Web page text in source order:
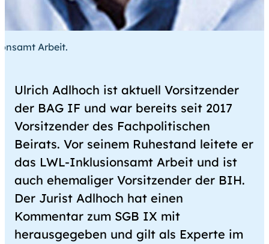
Arbeit.
Ulrich Adlhoch ist aktuell Vorsitzender
der BAG IF und war bereits seit 2017
Vorsitzender des Fachpolitischen
Beirats. Vor seinem Ruhestand leitete er
das LWL-Inklusionsamt Arbeit und ist
auch ehemaliger Vorsitzender der BIH.
Der Jurist Adlhoch hat einen
Kommentar zum SGB IX mit
herausgegeben und gilt als Experte im